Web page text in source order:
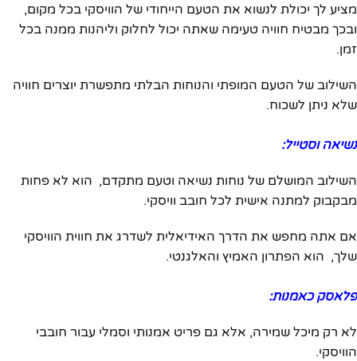
מציע לך יכולת לנשוא את הטעם הייחודי של הוויסקי בכל מקום,
ובכך מבטיח חוויה טעימה שאתה יכול לחלוק וליהנות ממנה בכל
זמן.
השילוב של הטעם המופתי והנוחות הבלתי מתפשרת יוצרים חוויה
שלא ניתן לשכוח.
נשיאה וסטייל:
השילוב המושלם של נוחות נשיאה וטעם מתקדם, הוא לא פחות
מבקבוק למתנה אישית לכל חובב וויסקי.
אם אתה מחפש את הדרך האידיאלית לשדרג את חווית הוויסקי
שלך, הוא הפתרון האמיץ והאלגנטי.
פלאסק כאמנות:
לא רק מיכל שמירה, אלא גם פריט אמנותי וסמלי עבור חובבי
הוויסקי.